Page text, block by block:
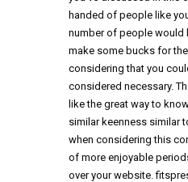
handed of people like
number of people would
make some bucks for
considering that you
considered necessary.
like the great way to
similar keenness similar
when considering this
of more enjoyable
over your website.